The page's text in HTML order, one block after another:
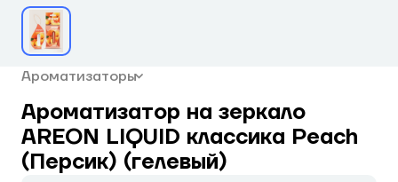
Ароматизаторы
Ароматизатор на зеркало
AREON LIQUID классика Peach
(Персик) (гелевый)